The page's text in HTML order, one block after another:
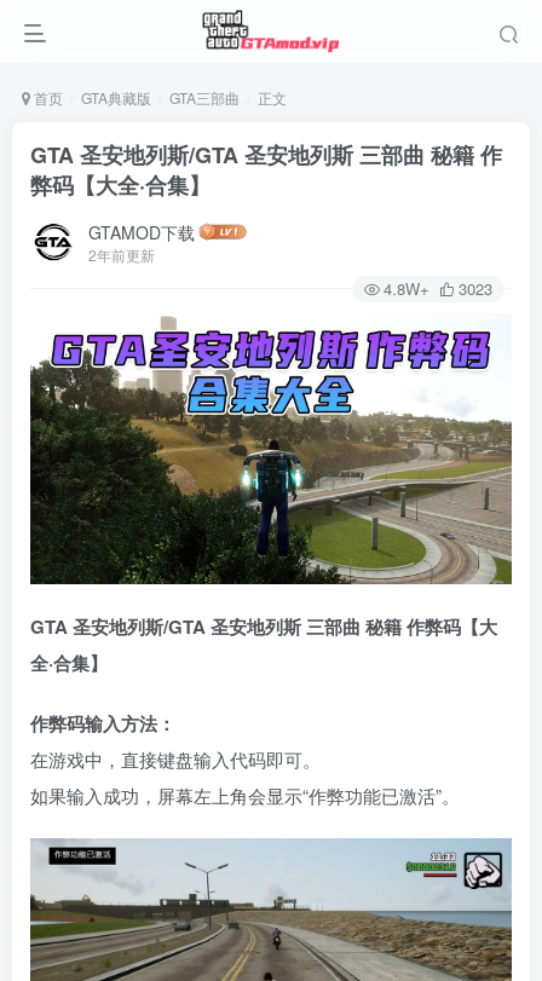
首页 GTA典藏版 GTA三部曲 正文
GTA 圣安地列斯/GTA 圣安地列斯 三部曲 秘籍 作
弊码【大全·合集】
GTAMOD下载
2年前更新
4.8W+ 3023
GTA 圣安地列斯/GTA 圣安地列斯 三部曲 秘籍 作弊码【大
全·合集】
作弊码输入方法：
在游戏中，直接键盘输入代码即可。
如果输入成功，屏幕左上角会显示“作弊功能已激活”。